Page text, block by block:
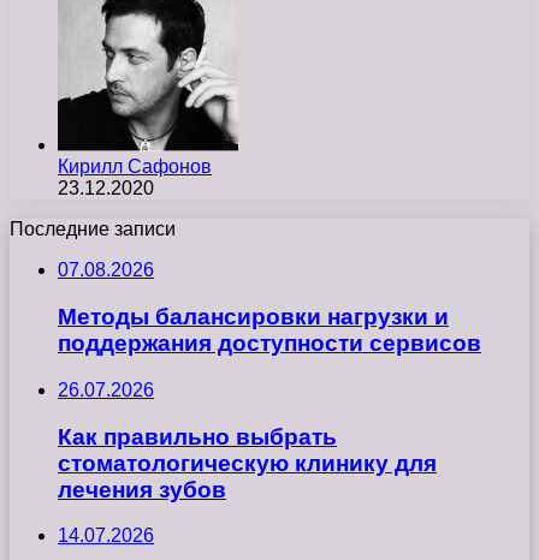
Кирилл Сафонов
23.12.2020
Последние записи
07.08.2026
Методы балансировки нагрузки и
поддержания доступности сервисов
26.07.2026
Как правильно выбрать
стоматологическую клинику для
лечения зубов
14.07.2026